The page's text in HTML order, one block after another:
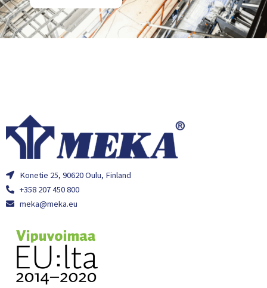
Konetie 25, 90620 Oulu, Finland
+358 207 450 800
meka@meka.eu